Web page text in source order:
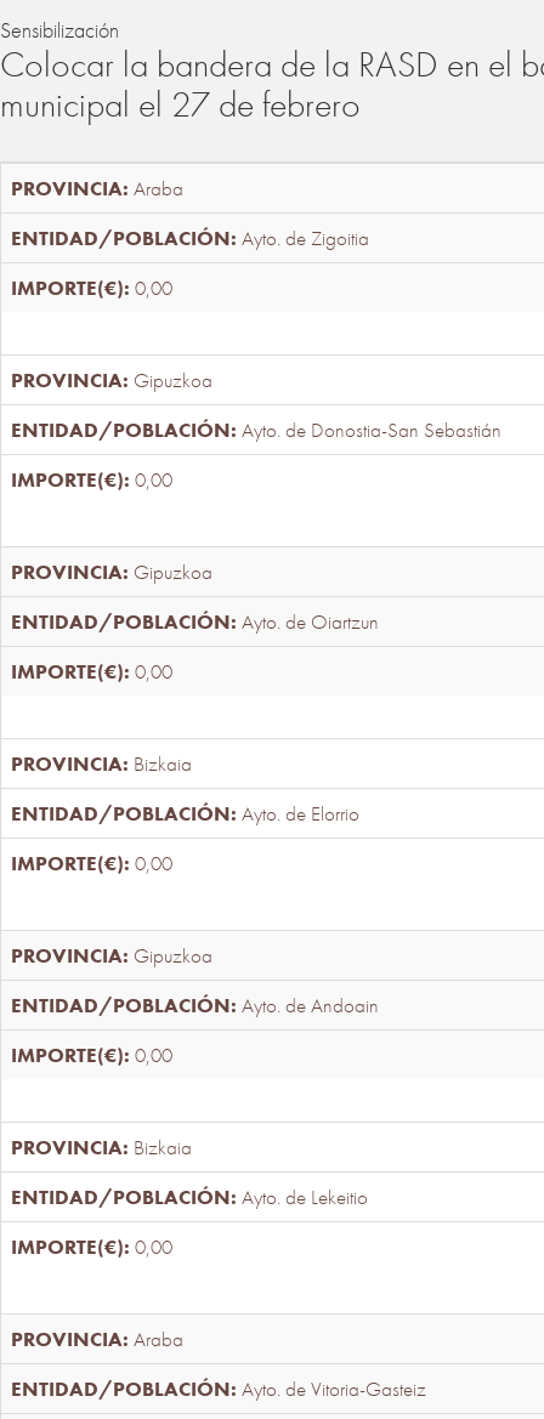
Sensibilización
Colocar la bandera de la RASD en el
municipal el 27 de febrero
Araba
Ayto. de Zigoitia
0,00
Gipuzkoa
Ayto. de Donostia-San Sebastián
0,00
Gipuzkoa
Ayto. de Oiartzun
0,00
Bizkaia
Ayto. de Elorrio
0,00
Gipuzkoa
Ayto. de Andoain
0,00
Bizkaia
Ayto. de Lekeitio
0,00
Araba
Ayto. de Vitoria-Gasteiz